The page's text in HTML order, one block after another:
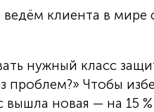
клиента в мире
нужный класс
проблем?» Чтобы
новая — на 15